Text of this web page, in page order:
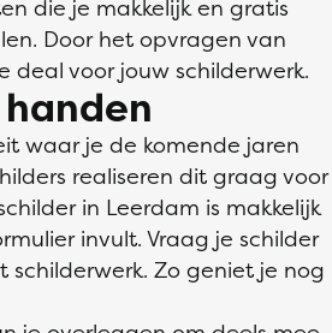
die je makkelijk en gratis
Door het opvragen van
deal voor jouw schilderwerk.
waar je de komende jaren
realiseren dit graag voor
in Leerdam is makkelijk
invult. Vraag je schilder
Zo geniet je nog